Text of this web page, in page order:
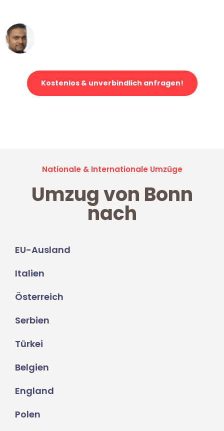
Kostenlos & unverbindlich anfragen!
Nationale & Internationale Umzüge
Umzug von Bonn
nach
EU-Ausland
Italien
Österreich
Serbien
Türkei
Belgien
England
Polen